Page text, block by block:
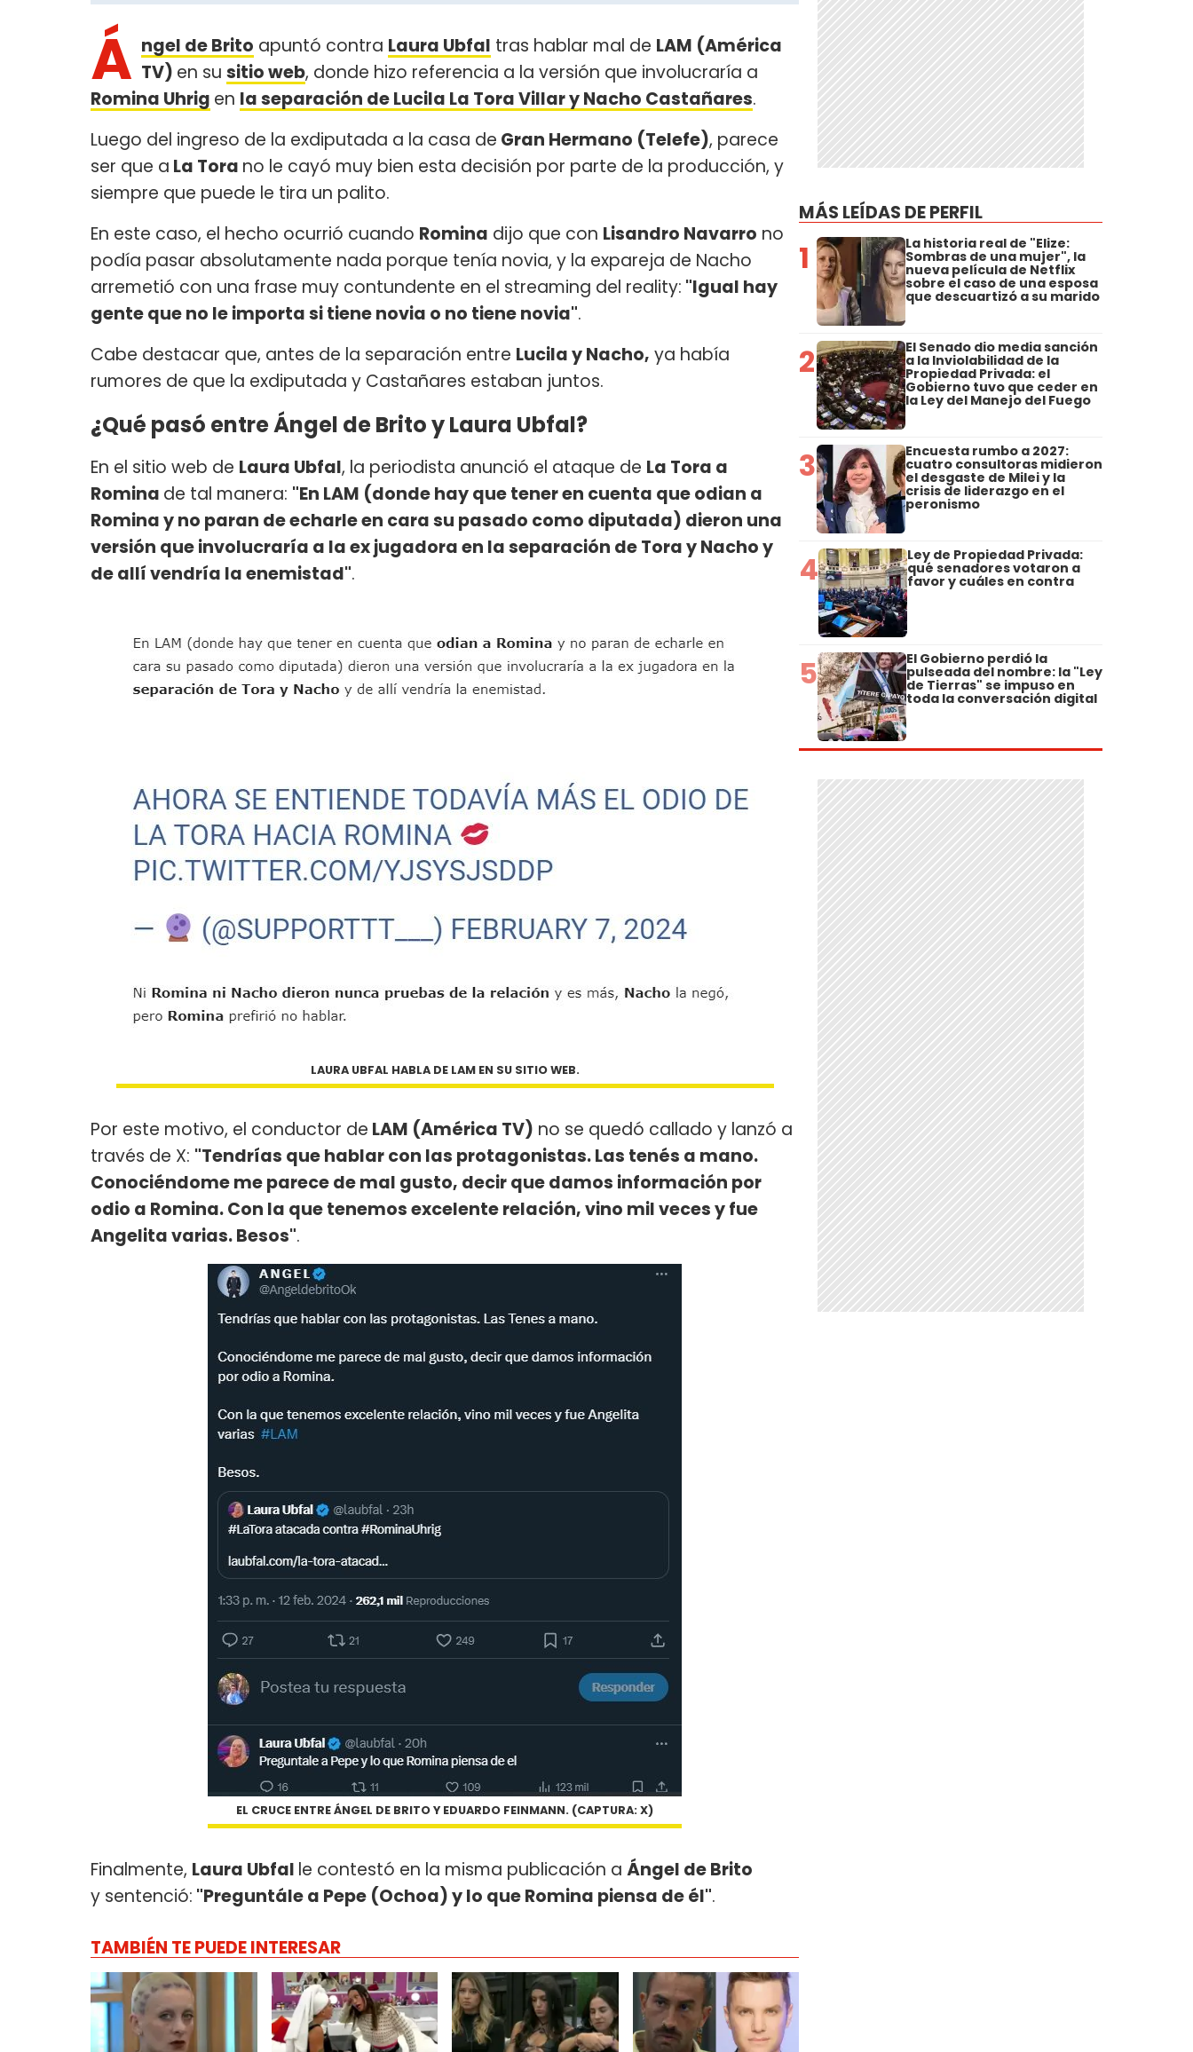
Á ngel de Brito apuntó contra Laura Ubfal tras hablar mal de LAM (América
TV) en su sitio web, donde hizo referencia a la versión que involucraría a
Romina Uhrig en la separación de Lucila La Tora Villar y Nacho Castañares.
Luego del ingreso de la exdiputada a la casa de Gran Hermano (Telefe), parece
ser que a La Tora no le cayó muy bien esta decisión por parte de la producción, y
siempre que puede le tira un palito.
En este caso, el hecho ocurrió cuando Romina dijo que con Lisandro Navarro no
podía pasar absolutamente nada porque tenía novia, y la expareja de Nacho
arremetió con una frase muy contundente en el streaming del reality: "Igual hay
gente que no le importa si tiene novia o no tiene novia".
Cabe destacar que, antes de la separación entre Lucila y Nacho, ya había
rumores de que la exdiputada y Castañares estaban juntos.
¿Qué pasó entre Ángel de Brito y Laura Ubfal?
En el sitio web de Laura Ubfal, la periodista anunció el ataque de La Tora a
Romina de tal manera: "En LAM (donde hay que tener en cuenta que odian a
Romina y no paran de echarle en cara su pasado como diputada) dieron una
versión que involucraría a la ex jugadora en la separación de Tora y Nacho y
de allí vendría la enemistad".
LAURA UBFAL HABLA DE LAM EN SU SITIO WEB.
Por este motivo, el conductor de LAM (América TV) no se quedó callado y lanzó a
través de X: "Tendrías que hablar con las protagonistas. Las tenés a mano.
Conociéndome me parece de mal gusto, decir que damos información por
odio a Romina. Con la que tenemos excelente relación, vino mil veces y fue
Angelita varias. Besos".
EL CRUCE ENTRE ÁNGEL DE BRITO Y EDUARDO FEINMANN. (CAPTURA: X)
Finalmente, Laura Ubfal le contestó en la misma publicación a Ángel de Brito
y sentenció: "Preguntále a Pepe (Ochoa) y lo que Romina piensa de él".
TAMBIÉN TE PUEDE INTERESAR
MÁS LEÍDAS DE PERFIL
1 La historia real de "Elize:
Sombras de una mujer", la
nueva película de Netflix
sobre el caso de una esposa
que descuartizó a su marido
2 El Senado dio media sanción
a la Inviolabilidad de la
Propiedad Privada: el
Gobierno tuvo que ceder en
la Ley del Manejo del Fuego
3 Encuesta rumbo a 2027:
cuatro consultoras midieron
el desgaste de Milei y la
crisis de liderazgo en el
peronismo
4 Ley de Propiedad Privada:
qué senadores votaron a
favor y cuáles en contra
5 El Gobierno perdió la
pulseada del nombre: la "Ley
de Tierras" se impuso en
toda la conversación digital